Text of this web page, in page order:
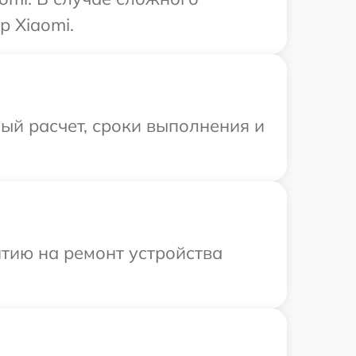
Xiaomi.
расчет, сроки выполнения и
на ремонт устройства